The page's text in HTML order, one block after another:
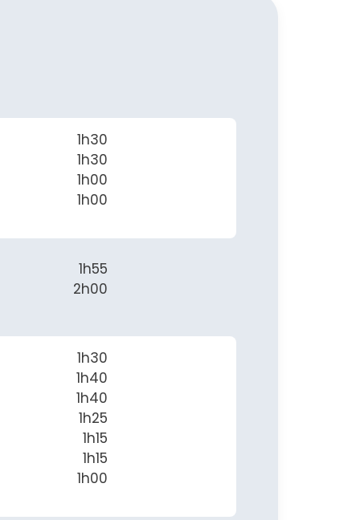
1h30
1h30
1h00
1h00
1h55
2h00
1h30
1h40
1h40
1h25
1h15
1h15
1h00